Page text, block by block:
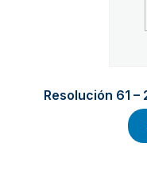
Resolución 61